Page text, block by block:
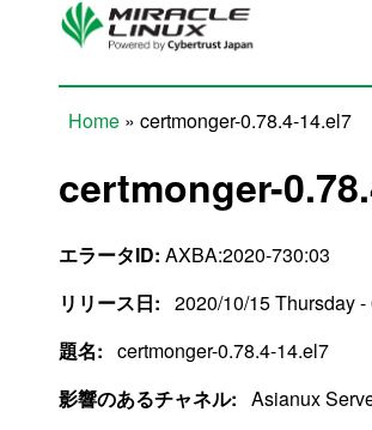
Skip to main content
Home » certmonger-0.78.4-14.el7
certmonger-
エラータID: AXBA:2020-730:03
リリース日: 2020/10/15 Thursday -
題名: certmonger-0.78.4-14.el7
影響のあるチャネル: Asianux